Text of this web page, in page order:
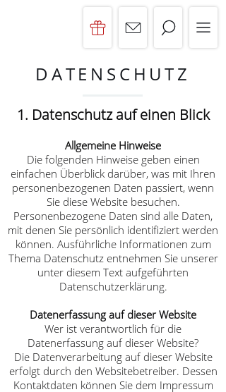
DATENSCHUTZ
1. Datenschutz auf einen Blick
Allgemeine Hinweise
Die folgenden Hinweise geben einen
einfachen Überblick darüber, was mit Ihren
personenbezogenen Daten passiert, wenn
Sie diese Website besuchen.
Personenbezogene Daten sind alle Daten,
mit denen Sie persönlich identifiziert werden
können. Ausführliche Informationen zum
Thema Datenschutz entnehmen Sie unserer
unter diesem Text aufgeführten
Datenschutzerklärung.
Datenerfassung auf dieser Website
Wer ist verantwortlich für die
Datenerfassung auf dieser Website?
Die Datenverarbeitung auf dieser Website
erfolgt durch den Websitebetreiber. Dessen
Kontaktdaten können Sie dem Impressum